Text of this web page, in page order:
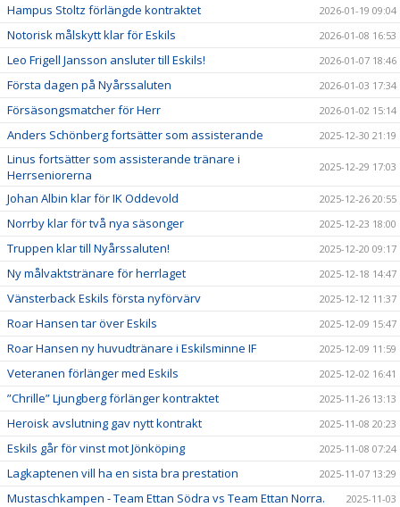
Hampus Stoltz förlängde kontraktet 2026-01-19 09:04
Notorisk målskytt klar för Eskils 2026-01-08 16:53
Leo Frigell Jansson ansluter till Eskils! 2026-01-07 18:46
Första dagen på Nyårssaluten 2026-01-03 17:34
Försäsongsmatcher för Herr 2026-01-02 15:14
Anders Schönberg fortsätter som assisterande 2025-12-30 21:19
Linus fortsätter som assisterande tränare i
Herrseniorerna
2025-12-29 17:03
Johan Albin klar för IK Oddevold 2025-12-26 20:55
Norrby klar för två nya säsonger 2025-12-23 18:00
Truppen klar till Nyårssaluten! 2025-12-20 09:17
Ny målvaktstränare för herrlaget 2025-12-18 14:47
Vänsterback Eskils första nyförvärv 2025-12-12 11:37
Roar Hansen tar över Eskils 2025-12-09 15:47
Roar Hansen ny huvudtränare i Eskilsminne IF 2025-12-09 11:59
Veteranen förlänger med Eskils 2025-12-02 16:41
”Chrille” Ljungberg förlänger kontraktet 2025-11-26 13:13
Heroisk avslutning gav nytt kontrakt 2025-11-08 20:23
Eskils går för vinst mot Jönköping 2025-11-08 07:24
Lagkaptenen vill ha en sista bra prestation 2025-11-07 13:29
Mustaschkampen - Team Ettan Södra vs Team Ettan Norra. 2025-11-03